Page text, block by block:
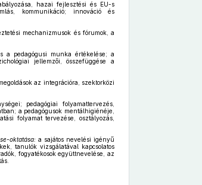
hazai fejlesztési és EU-s
kommunikáció; innováció és
mechanizmusok és fórumok, a
a pedagógusi munka értékelése; a
jellemzői, összefüggése a
az integrációra, szektorközi
pedagógiai folyamattervezés,
a pedagógusok mentálhigiénéje,
folyamat tervezése, osztályozás,
oktatása:a sajátos nevelési igényű
tanulók vizsgálatával kapcsolatos
fogyatékosok együttnevelése, az